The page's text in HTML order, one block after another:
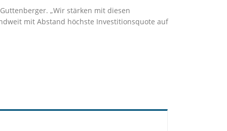
„Wir stärken mit diesen
mit Abstand höchste Investitionsquote auf